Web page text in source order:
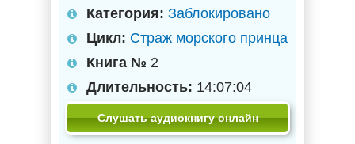
Категория: Заблокировано
Цикл: Страж морского принца
Книга № 2
Длительность: 14:07:04
Слушать аудиокнигу онлайн